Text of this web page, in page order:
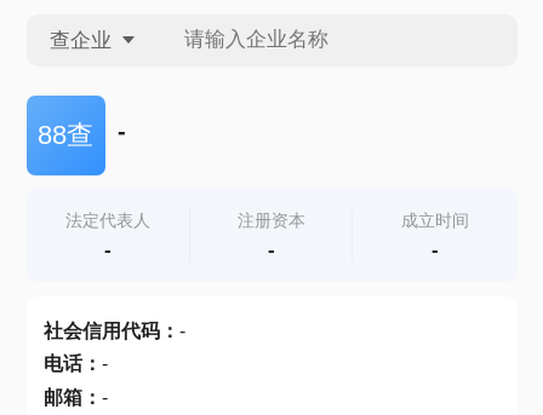
查企业
查企业
查产地
88查 -
法定代表人
-
注册资本
-
成立时间
-
社会信用代码： -
电话： -
邮箱： -